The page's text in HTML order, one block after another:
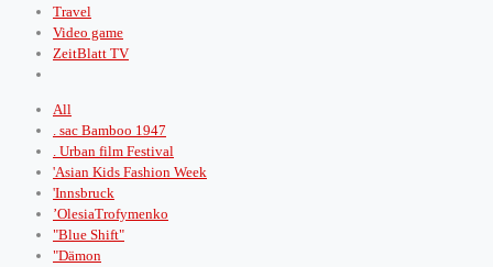
Travel
Video game
ZeitBlatt TV
All
. sac Bamboo 1947
. Urban film Festival
'Asian Kids Fashion Week
'Innsbruck
’OlesiaTrofymenko
"Blue Shift"
"Dämon